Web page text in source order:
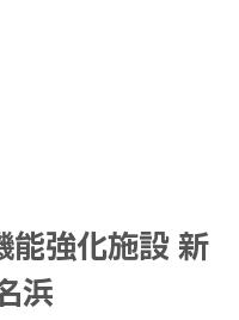
能強化施設 新
浜